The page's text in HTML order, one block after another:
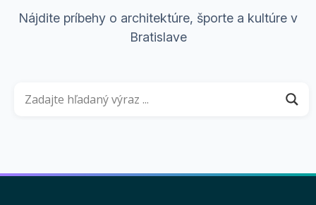
Nájdite príbehy o architektúre, športe a kultúre v
Bratislave